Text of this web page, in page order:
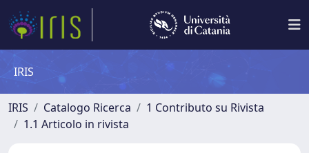
IRIS
IRIS Catalogo Ricerca
1 Contributo su Rivista
1.1 Articolo in rivista